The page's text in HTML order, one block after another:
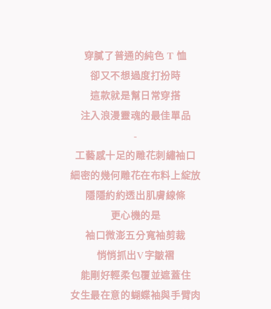
穿膩了普通的純色 T 恤
卻又不想過度打扮時
這款就是幫日常穿搭
注入浪漫靈魂的最佳單品
-
工藝感十足的雕花刺繡袖口
細密的幾何雕花在布料上綻放
隱隱約約透出肌膚線條
更心機的是
袖口微澎五分寬袖剪裁
悄悄抓出V字皺褶
能剛好輕柔包覆並遮蓋住
女生最在意的蝴蝶袖與手臂肉